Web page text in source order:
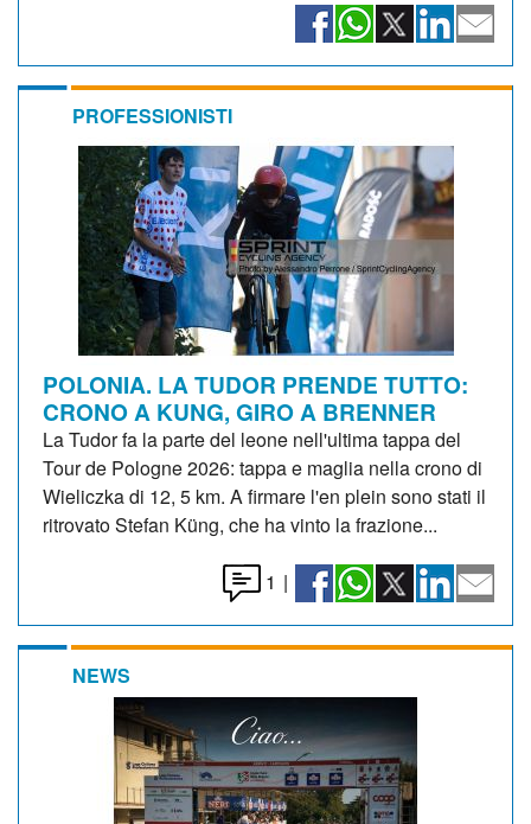
PROFESSIONISTI
POLONIA. LA TUDOR PRENDE TUTTO:
CRONO A KUNG, GIRO A BRENNER
La Tudor fa la parte del leone nell'ultima tappa del
Tour de Pologne 2026: tappa e maglia nella crono di
Wieliczka di 12, 5 km. A firmare l'en plein sono stati il
ritrovato Stefan Küng, che ha vinto la frazione...
1 |
NEWS